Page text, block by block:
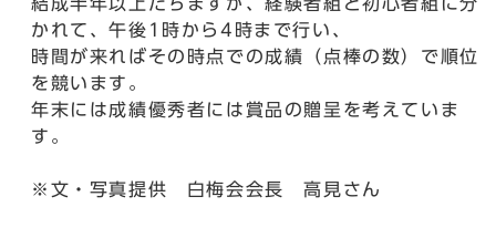
かれて、午後1時から4時まで行い、
時間が来ればその時点での成績（点棒の数）で順位
を競います。
年末には成績優秀者には賞品の贈呈を考えていま
す。
※文・写真提供 白梅会会長 高見さん